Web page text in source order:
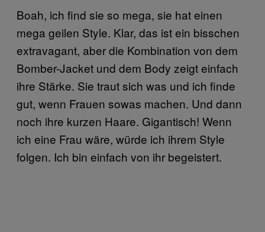
Boah, ich find sie so mega, sie hat einen
mega geilen Style. Klar, das ist ein bisschen
extravagant, aber die Kombination von dem
Bomber-Jacket und dem Body zeigt einfach
ihre Stärke. Sie traut sich was und ich finde
gut, wenn Frauen sowas machen. Und dann
noch ihre kurzen Haare. Gigantisch! Wenn
ich eine Frau wäre, würde ich ihrem Style
folgen. Ich bin einfach von ihr begeistert.